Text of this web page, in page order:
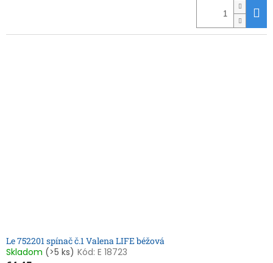
Le 752201 spínač č.1 Valena LIFE béžová
Skladom (>5 ks) Kód: E 18723